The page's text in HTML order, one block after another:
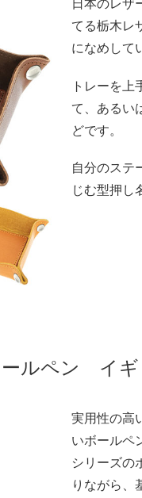
日本のレザ
てる栃木レ
になめして
トレーを
て、あるい
どです。
自分のステ
じむ型押し
ルペン イギ
実用性の高
いボールペ
シリーズの
りながら、